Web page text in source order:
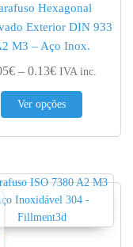
0.26€
variants. The options
Hexagonal
Exterior DIN 933
M3 – Aço Inox.
€ – 0.13€Price range:
IVA inc.
Ver opções
This